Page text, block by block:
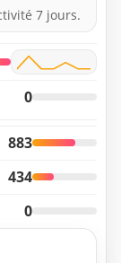
7 jours.
0
883
434
0